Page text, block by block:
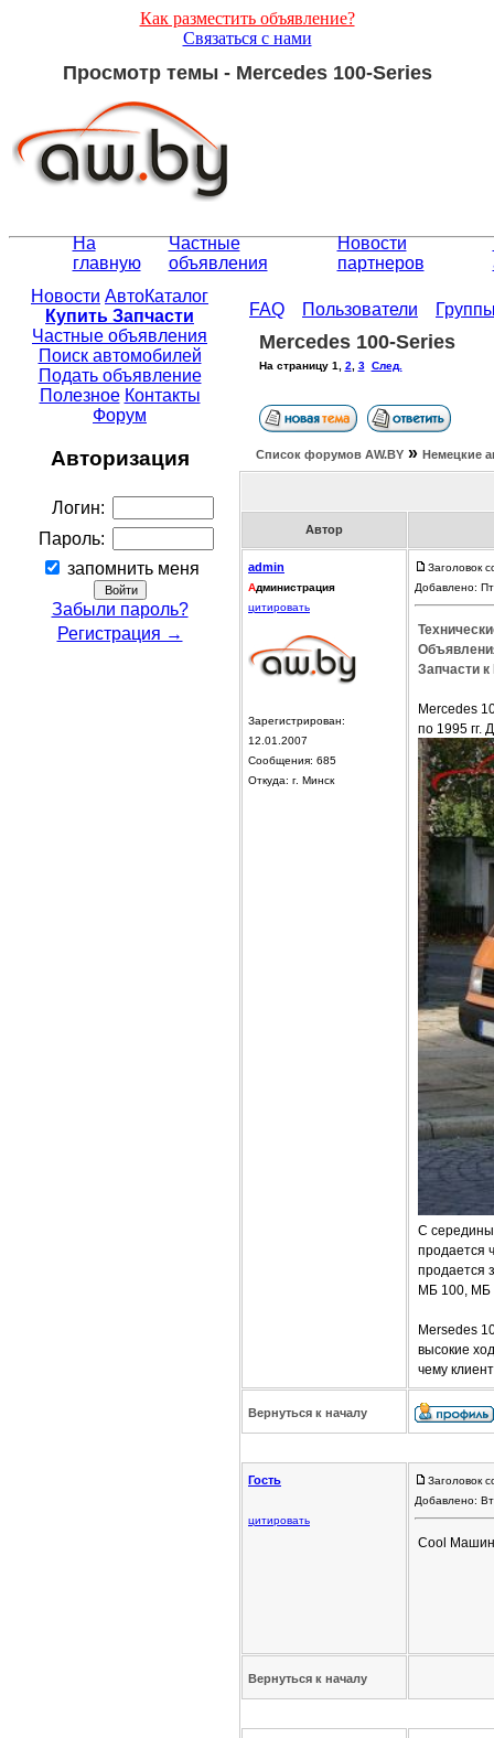
Как разместить объявление?
Связаться с нами
Просмотр темы - Mercedes 100-Series
На
главную
Частные
объявления
Новости
партнеров
Новости АвтоКаталог
Купить Запчасти
Частные объявления
Поиск автомобилей
Подать объявление
Полезное Контакты
Форум
Авторизация
Логин:
Пароль:
запомнить меня
Забыли пароль?
Регистрация →
FAQ Пользователи
Mercedes 100-Series
На страницу 1 2 3 След.
Список форумов АW.BY » Немецкие
Автор
admin
Администрация
цитировать
Зарегистрирован:
12.01.2007
Сообщения: 685
Откуда: г. Минск
Заголовок
Добавлено:
Запчасти
Mercedes
по 1995 гг.
C середины
продается
продается
МБ 100, МБ
Mersedes
высокие
чему
Вернуться к началу
Гость
цитировать
Заголовок
Добавлено:
Cool
Вернуться к началу